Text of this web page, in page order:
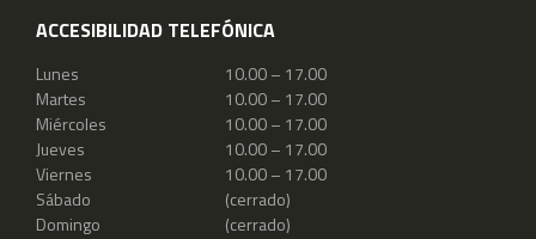
ACCESIBILIDAD TELEFÓNICA
Lunes
10.00 – 17.00
Martes
10.00 – 17.00
Miércoles
10.00 – 17.00
Jueves
10.00 – 17.00
Viernes
10.00 – 17.00
Sábado
(cerrado)
Domingo
(cerrado)